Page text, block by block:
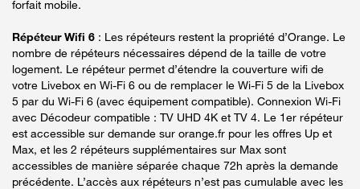
forfait mobile.
Répéteur Wifi 6 : Les répéteurs restent la propriété d’Orange. Le
nombre de répéteurs nécessaires dépend de la taille de votre
logement. Le répéteur permet d’étendre la couverture wifi de
votre Livebox en Wi-Fi 6 ou de remplacer le Wi-Fi 5 de la Livebox
5 par du Wi-Fi 6 (avec équipement compatible). Connexion Wi-Fi
avec Décodeur compatible : TV UHD 4K et TV 4. Le 1er répéteur
est accessible sur demande sur orange.fr pour les offres Up et
Max, et les 2 répéteurs supplémentaires sur Max sont
accessibles de manière séparée chaque 72h après la demande
précédente. L’accès aux répéteurs n’est pas cumulable avec les